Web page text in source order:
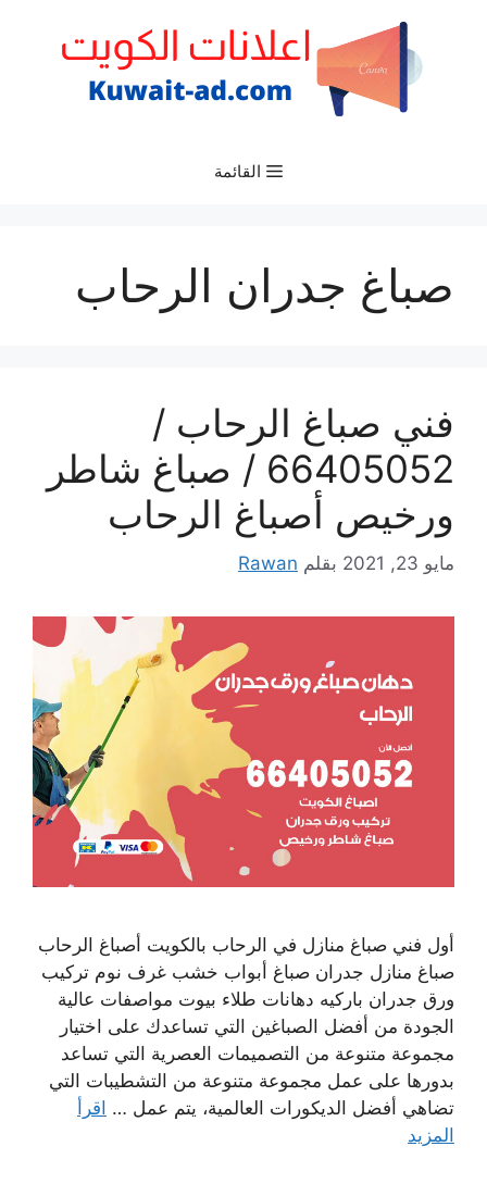
القائمة
صباغ جدران الرحاب
فني صباغ الرحاب /
66405052 / صباغ شاطر
ورخيص أصباغ الرحاب
مايو 23, 2021 بقلم Rawan
أول فني صباغ منازل في الرحاب بالكويت أصباغ الرحاب
صباغ منازل جدران صباغ أبواب خشب غرف نوم تركيب
ورق جدران باركيه دهانات طلاء بيوت مواصفات عالية
الجودة من أفضل الصباغين التي تساعدك على اختيار
مجموعة متنوعة من التصميمات العصرية التي تساعد
بدورها على عمل مجموعة متنوعة من التشطيبات التي
تضاهي أفضل الديكورات العالمية، يتم عمل … اقرأ
المزيد